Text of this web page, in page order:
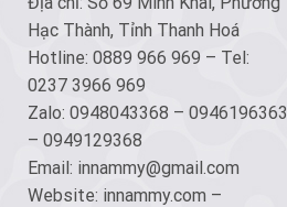
Hạc Thành, Tỉnh Thanh Hoá
Hotline: 0889 966 969 – Tel:
0237 3966 969
Zalo: 0948043368 – 0946196363
– 0949129368
Email: innammy@gmail.com
Website: innammy.com –